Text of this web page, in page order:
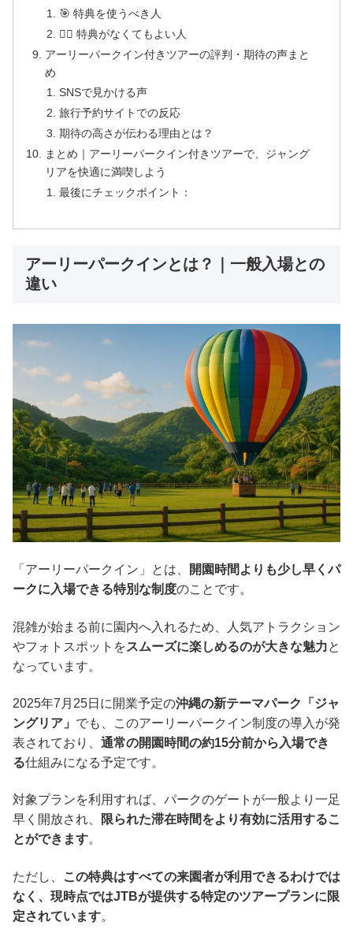
🎯 特典を使うべき人
🙅‍♀️ 特典がなくてもよい人
アーリーパークイン付きツアーの評判・期待の声まと
め
SNSで見かける声
旅行予約サイトでの反応
期待の高さが伝わる理由とは？
まとめ｜アーリーパークイン付きツアーで、ジャング
リアを快適に満喫しよう
最後にチェックポイント：
アーリーパークインとは？｜一般入場との
違い
「アーリーパークイン」とは、
開園時間よりも少し早くパ
ークに入場できる特別な制度のことです。
混雑が始まる前に園内へ入れるため、人気アトラクション
やフォトスポットをスムーズに楽しめるのが大きな魅力と
なっています。
2025年7月25日に開業予定の沖縄の新テーマパーク「ジャ
ングリア」 でも、このアーリーパークイン制度の導入が発
表されており、 通常の開園時間の約15分前から入場でき
る仕組みになる予定です。
対象プランを利用すれば、パークのゲートが一般より一足
早く開放され、
限られた滞在時間をより有効に活用するこ
とができます。
ただし、
この特典はすべての来園者が利用できるわけでは
なく、現時点ではJTBが提供する特定のツアープランに限
定されています。